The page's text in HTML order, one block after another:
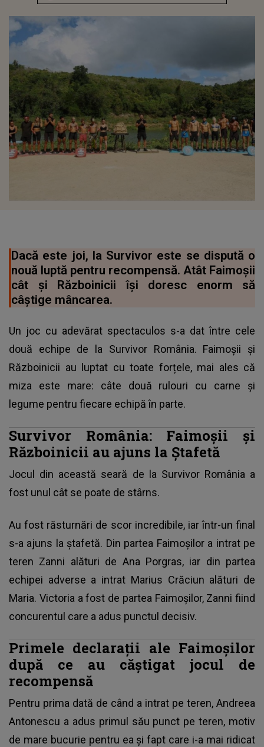
Dacă este joi, la Survivor este se dispută o
nouă luptă pentru recompensă. Atât Faimoșii
cât și Războinicii își doresc enorm să
câștige mâncarea.
Un joc cu adevărat spectaculos s-a dat între cele
două echipe de la Survivor România. Faimoșii și
Războinicii au luptat cu toate forțele, mai ales că
miza este mare: câte două rulouri cu carne și
legume pentru fiecare echipă în parte.
Survivor România: Faimoșii și
Războinicii au ajuns la Ștafetă
Jocul din această seară de la Survivor România a
fost unul cât se poate de stârns.
Au fost răsturnări de scor incredibile, iar într-un final
s-a ajuns la ștafetă. Din partea Faimoșilor a intrat pe
teren Zanni alături de Ana Porgras, iar din partea
echipei adverse a intrat Marius Crăciun alături de
Maria. Victoria a fost de partea Faimoșilor, Zanni fiind
concurentul care a adus punctul decisiv.
Primele declarații ale Faimoșilor
după ce au căștigat jocul de
recompensă
Pentru prima dată de când a intrat pe teren, Andreea
Antonescu a adus primul său punct pe teren, motiv
de mare bucurie pentru ea și fapt care i-a mai ridicat